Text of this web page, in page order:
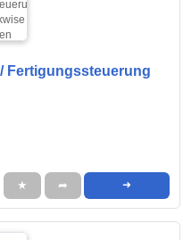
Fertigungssteuerung
★ ➦ ➜